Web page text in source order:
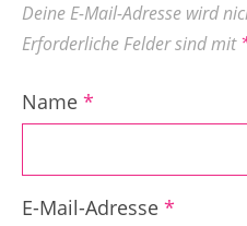
Deine E-Mail-Adresse wird
Erforderliche Felder sind mit
Name *
E-Mail-Adresse *